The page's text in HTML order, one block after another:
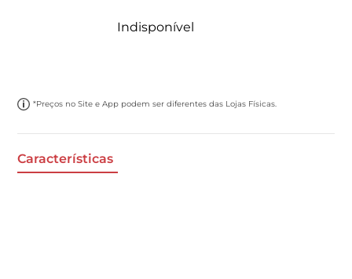
Indisponível
*Preços no Site e App podem ser diferentes das Lojas Físicas.
Características